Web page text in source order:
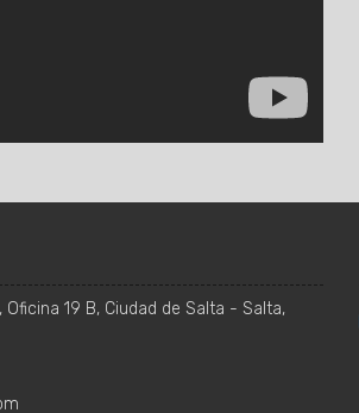
19 B, Ciudad de Salta - Salta,